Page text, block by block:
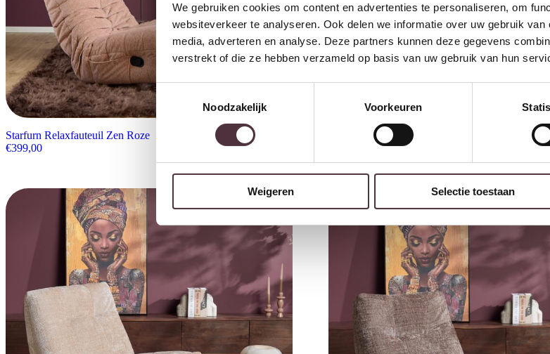
We gebruiken cookies om content en advertenties te personaliseren, om
websiteverkeer te analyseren. Ook delen we informatie over uw gebruik
media, adverteren en analyse. Deze partners kunnen deze gegevens
verstrekt of die ze hebben verzameld op basis van uw gebruik van hun
Toestemmingsselectie
Noodzakelijk
Voorkeuren
Weigeren Selectie toestaan
Starfurn Relaxfauteuil Zen Roze
€399,00
Starfurn Relaxfauteuil Zen Grijs